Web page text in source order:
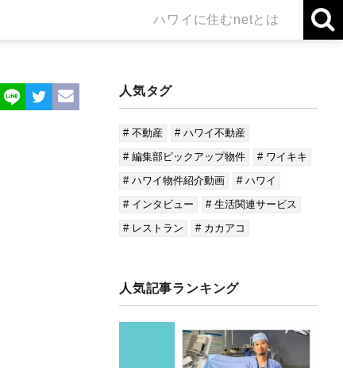
ハワイに住むnetとは
人気タグ
# 不動産
# ハワイ不動産
# 編集部ピックアップ物件
# ワイキキ
# ハワイ物件紹介動画
# ハワイ
# インタビュー
# 生活関連サービス
# レストラン
# カカアコ
人気記事ランキング